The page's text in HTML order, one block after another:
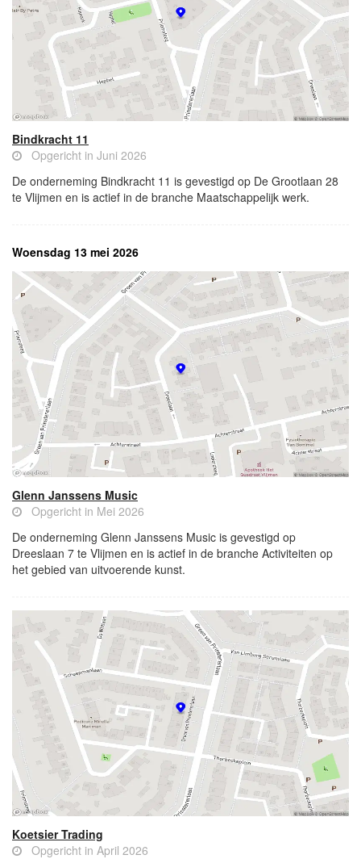
Bindkracht 11
Opgericht in Juni 2026
De onderneming Bindkracht 11 is gevestigd op De Grootlaan 28
te Vlijmen en is actief in de branche Maatschappelijk werk.
Woensdag 13 mei 2026
Glenn Janssens Music
Opgericht in Mei 2026
De onderneming Glenn Janssens Music is gevestigd op
Dreeslaan 7 te Vlijmen en is actief in de branche Activiteiten op
het gebied van uitvoerende kunst.
Koetsier Trading
Opgericht in April 2026